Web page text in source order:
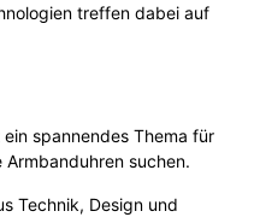
treffen dabei auf
spannendes Thema für
suchen.
Technik, Design und